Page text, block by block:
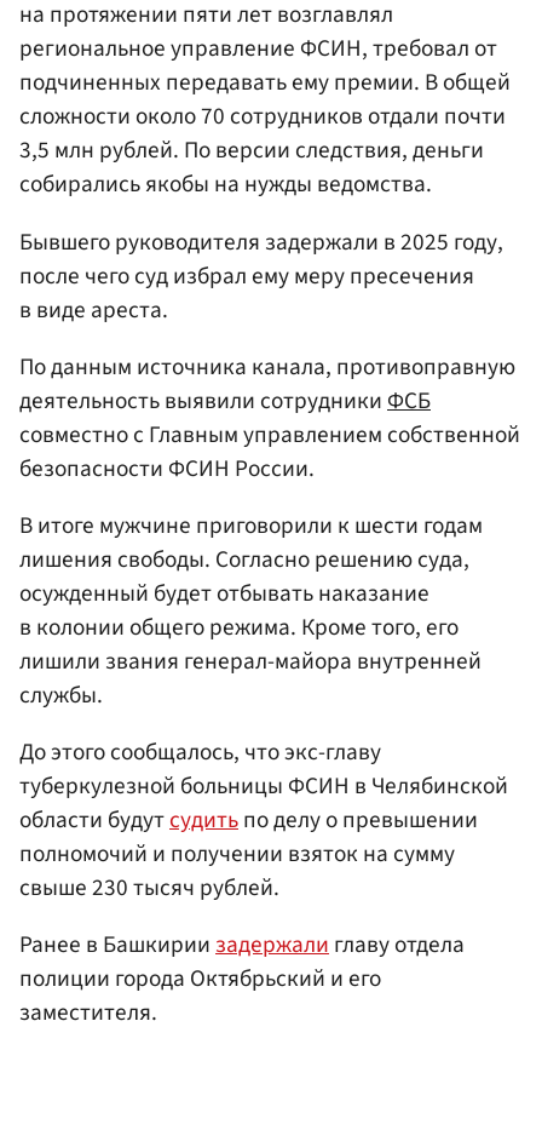
на протяжении пяти лет возглавлял
региональное управление ФСИН, требовал от
подчиненных передавать ему премии. В общей
сложности около 70 сотрудников отдали почти
3,5 млн рублей. По версии следствия, деньги
собирались якобы на нужды ведомства.
Бывшего руководителя задержали в 2025 году,
после чего суд избрал ему меру пресечения
в виде ареста.
По данным источника канала, противоправную
деятельность выявили сотрудникиФСБ
совместно с Главным управлением собственной
безопасности ФСИН России.
В итоге мужчине приговорили к шести годам
лишения свободы. Согласно решению суда,
осужденный будет отбывать наказание
в колонии общего режима. Кроме того, его
лишили звания генерал-майора внутренней
службы.
До этого сообщалось, что экс-главу
туберкулезной больницы ФСИН в Челябинской
области будутсудитьпо делу о превышении
полномочий и получении взяток на сумму
свыше 230 тысяч рублей.
Ранее в Башкириизадержалиглаву отдела
полиции города Октябрьский и его
заместителя.